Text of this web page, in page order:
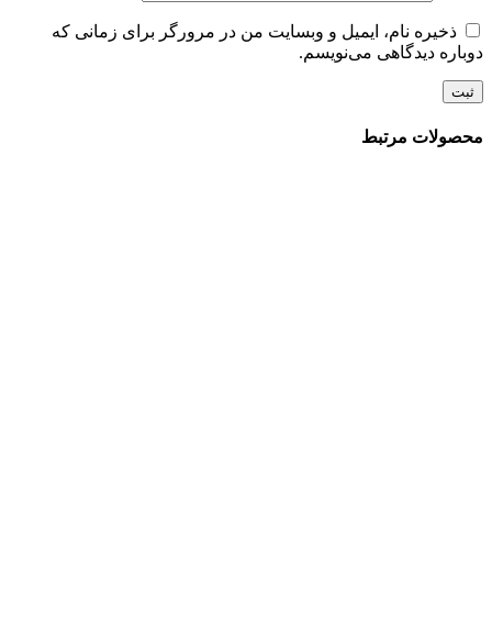
ذخیره نام، ایمیل و وبسایت من در مرورگر برای زمانی که
دوباره دیدگاهی می‌نویسم.
محصولات مرتبط